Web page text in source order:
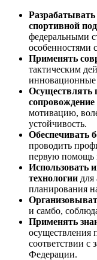
спортивной
федеральными
особенностями
Применять
тактическим
инновационные
Осуществлять
мотивацию,
устойчивость.
Обеспечивать
проводить
первую помощь
Использовать
технологии для
планирования
и самбо,
Применять
осуществления
соответствии с
Федерации.